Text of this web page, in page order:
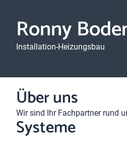
Ronny
Installation-Heizungsbau
Über uns
Wir sind Ihr Fachpartner rund
Systeme